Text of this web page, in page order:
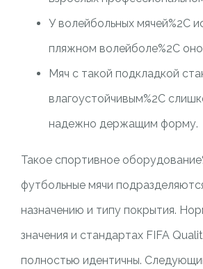
У волейбольных мячей%2C
пляжном волейболе%2C
Мяч с такой подкладкой
влагоустойчивым%2C
надежно держащим форму.
Такое спортивное
футбольные мячи
назначению и типу покрытия.
значения и стандартах FIFA
полностью идентичны.